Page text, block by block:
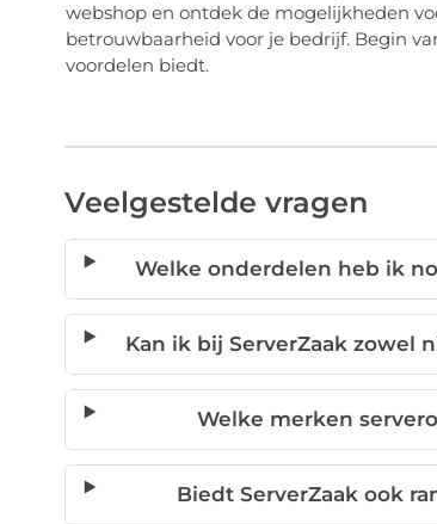
webshop en ontdek de mogelijkheden
betrouwbaarheid voor je bedrijf. Begin
voordelen biedt.
Veelgestelde vragen
Welke onderdelen heb ik
Kan ik bij ServerZaak zowel
Welke merken
Biedt ServerZaak ook